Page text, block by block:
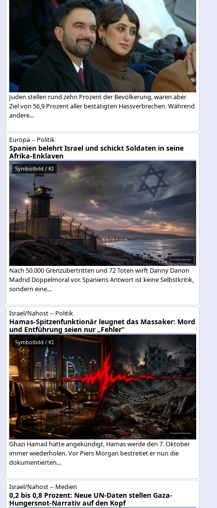
Juden stellen rund zehn Prozent der Bevölkerung, waren aber
Ziel von 56,9 Prozent aller bestätigten Hassverbrechen. Während
andere...
Europa -- Politik
Spanien belehrt Israel und schickt Soldaten in seine
Afrika-Enklaven
Symbolbild / KI
Nach 50.000 Grenzübertritten und 72 Toten wirft Danny Danon
Madrid Doppelmoral vor. Spaniens Antwort ist keine Selbstkritik,
sondern eine...
Israel/Nahost -- Politik
Hamas-Spitzenfunktionär leugnet das Massaker: Mord
und Entführung seien nur „Fehler“
Symbolbild / KI
Ghazi Hamad hatte angekündigt, Hamas werde den 7. Oktober
immer wiederholen. Vor Piers Morgan bestreitet er nun die
dokumentierten...
Israel/Nahost -- Medien
0,2 bis 0,8 Prozent: Neue UN-Daten stellen Gaza-
Hungersnot-Narrativ auf den Kopf